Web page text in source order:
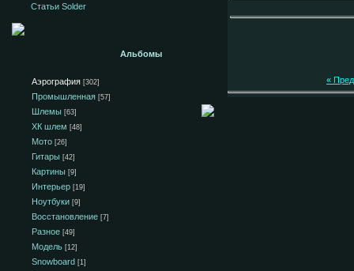
Статьи Solder
Альбомы
Аэрография [302]
Промышленная [57]
Шлемы [63]
ХК шлем [48]
Мото [26]
Гитары [42]
Картины [9]
Интерьер [19]
Ноутбуки [9]
Восстановление [7]
Разное [49]
Модель [12]
Snowboard [1]
«